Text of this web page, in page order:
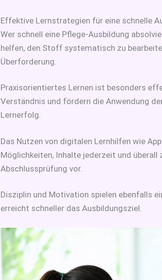
Effektive Lernstrategien für eine schnelle
Wer schnell eine Pflege-Ausbildung
helfen, den Stoff systematisch zu
Überforderung.
Praxisorientiertes Lernen ist besonders
Verständnis und fördern die Anwendung
Lernerfolg.
Das Nutzen von digitalen Lernhilfen wie
Möglichkeiten, Inhalte jederzeit und
Abschlussprüfung vor.
Disziplin und Motivation spielen ebenfalls
erreicht schneller das Ausbildungsziel.